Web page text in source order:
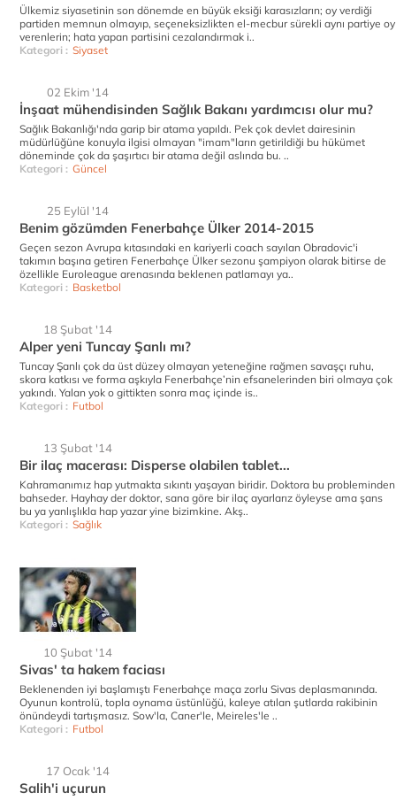
Ülkemiz siyasetinin son dönemde en büyük eksiği karasızların; oy verdiği
partiden memnun olmayıp, seçeneksizlikten el-mecbur sürekli aynı partiye oy
verenlerin; hata yapan partisini cezalandırmak i..
Kategori : Siyaset
02 Ekim '14
İnşaat mühendisinden Sağlık Bakanı yardımcısı olur mu?
Sağlık Bakanlığı'nda garip bir atama yapıldı. Pek çok devlet dairesinin
müdürlüğüne konuyla ilgisi olmayan "imam"ların getirildiği bu hükümet
döneminde çok da şaşırtıcı bir atama değil aslında bu. ..
Kategori : Güncel
25 Eylül '14
Benim gözümden Fenerbahçe Ülker 2014-2015
Geçen sezon Avrupa kıtasındaki en kariyerli coach sayılan Obradovic'i
takımın başına getiren Fenerbahçe Ülker sezonu şampiyon olarak bitirse de
özellikle Euroleague arenasında beklenen patlamayı ya..
Kategori : Basketbol
18 Şubat '14
Alper yeni Tuncay Şanlı mı?
Tuncay Şanlı çok da üst düzey olmayan yeteneğine rağmen savaşçı ruhu,
skora katkısı ve forma aşkıyla Fenerbahçe’nin efsanelerinden biri olmaya çok
yakındı. Yalan yok o gittikten sonra maç içinde is..
Kategori : Futbol
13 Şubat '14
Bir ilaç macerası: Disperse olabilen tablet...
Kahramanımız hap yutmakta sıkıntı yaşayan biridir. Doktora bu probleminden
bahseder. Hayhay der doktor, sana göre bir ilaç ayarlarız öyleyse ama şans
bu ya yanlışlıkla hap yazar yine bizimkine. Akş..
Kategori : Sağlık
10 Şubat '14
Sivas' ta hakem faciası
Beklenenden iyi başlamıştı Fenerbahçe maça zorlu Sivas deplasmanında.
Oyunun kontrolü, topla oynama üstünlüğü, kaleye atılan şutlarda rakibinin
önündeydi tartışmasız. Sow'la, Caner'le, Meireles'le ..
Kategori : Futbol
17 Ocak '14
Salih'i uçurun